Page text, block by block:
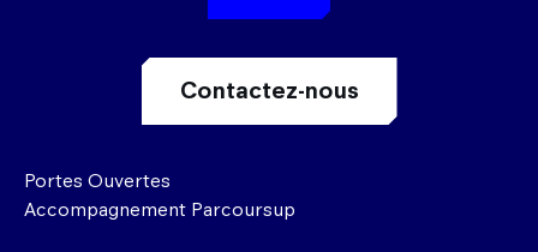
Portes Ouvertes
Accompagnement Parcoursup
Contactez-nous